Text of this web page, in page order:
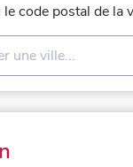
code postal de la